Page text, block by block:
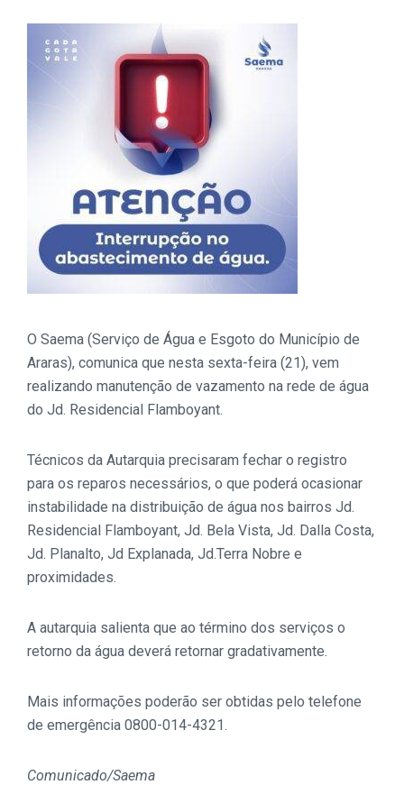
O Saema (Serviço de Água e Esgoto do Município de
Araras), comunica que nesta sexta-feira (21), vem
realizando manutenção de vazamento na rede de água
do Jd. Residencial Flamboyant.
Técnicos da Autarquia precisaram fechar o registro
para os reparos necessários, o que poderá ocasionar
instabilidade na distribuição de água nos bairros Jd.
Residencial Flamboyant, Jd. Bela Vista, Jd. Dalla Costa,
Jd. Planalto, Jd Explanada, Jd.Terra Nobre e
proximidades.
A autarquia salienta que ao término dos serviços o
retorno da água deverá retornar gradativamente.
Mais informações poderão ser obtidas pelo telefone
de emergência 0800-014-4321.
Comunicado/Saema